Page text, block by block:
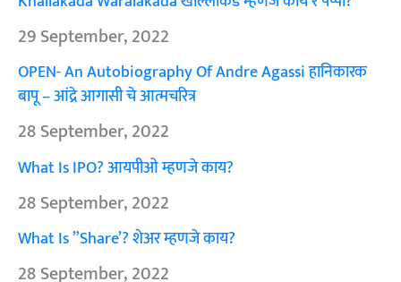
29 September, 2022
OPEN- An Autobiography Of Andre Agassi हानिकारक
बापू – आंद्रे आगासी चे आत्मचरित्र
28 September, 2022
What Is IPO? आयपीओ म्हणजे काय?
28 September, 2022
What Is ”Share’? शेअर म्हणजे काय?
28 September, 2022